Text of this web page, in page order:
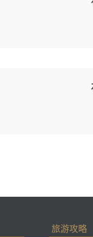
旅游攻略